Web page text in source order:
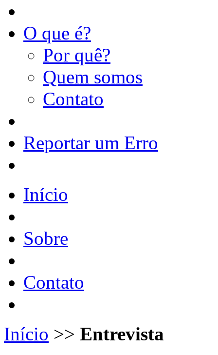
O que é?
Por quê?
Quem somos
Contato
Reportar um Erro
Início
Sobre
Contato
Início >> Entrevista